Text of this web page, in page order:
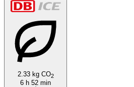
2.33 kg CO2
6 h 52 min